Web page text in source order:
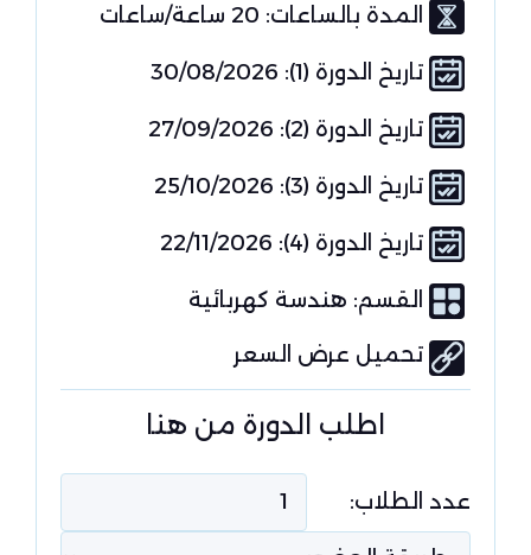
المدة بالساعات: 20 ساعة/ساعات
تاريخ الدورة (1): 30/08/2026
تاريخ الدورة (2): 27/09/2026
تاريخ الدورة (3): 25/10/2026
تاريخ الدورة (4): 22/11/2026
القسم: هندسة كهربائية
تحميل عرض السعر
اطلب الدورة من هنا
عدد الطلاب: